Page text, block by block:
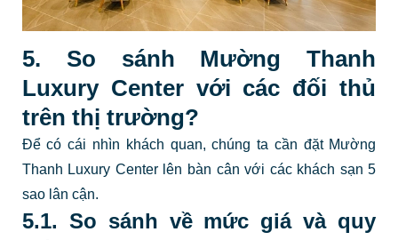
5. So sánh Mường Thanh
Luxury Center với các đối thủ
trên thị trường?
Để có cái nhìn khách quan, chúng ta cần đặt Mường
Thanh Luxury Center lên bàn cân với các khách sạn 5
sao lân cận.
5.1. So sánh về mức giá và quy